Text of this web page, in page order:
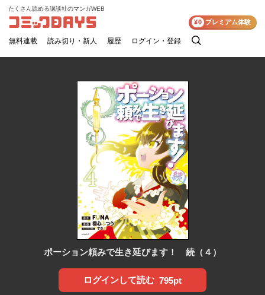
コミックDAYS
たくさん読める講談社のマンガWEB
無料連載 読み切り・新人 履歴 ログイン・登録
検
¥0 プレミアム体験
ポーション頼みで生き延びます！ 続（４）
ログインして読む 795pt